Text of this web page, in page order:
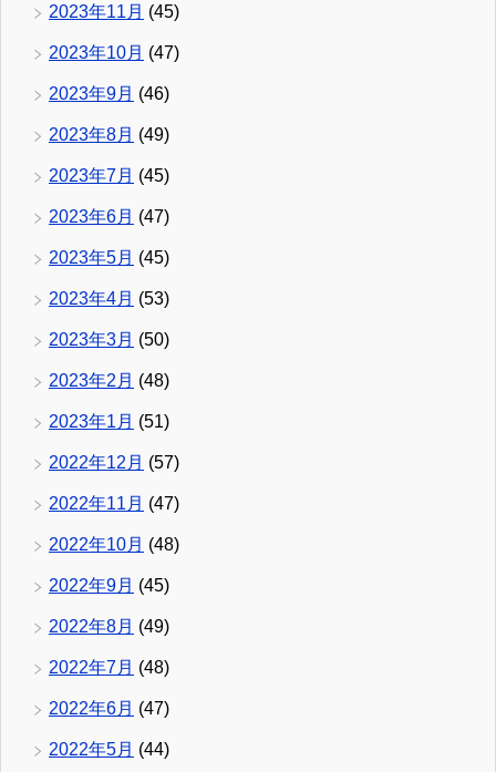
2023年11月 (45)
2023年10月 (47)
2023年9月 (46)
2023年8月 (49)
2023年7月 (45)
2023年6月 (47)
2023年5月 (45)
2023年4月 (53)
2023年3月 (50)
2023年2月 (48)
2023年1月 (51)
2022年12月 (57)
2022年11月 (47)
2022年10月 (48)
2022年9月 (45)
2022年8月 (49)
2022年7月 (48)
2022年6月 (47)
2022年5月 (44)